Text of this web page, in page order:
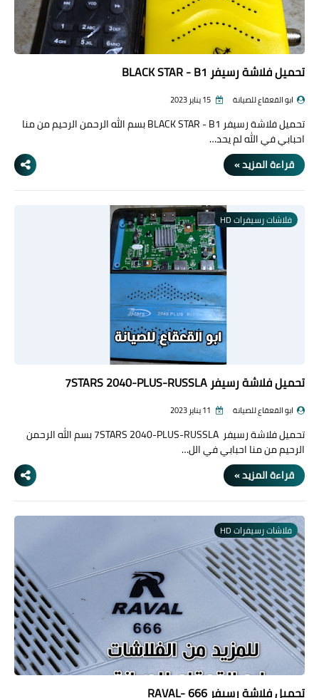
تحميل فلاشة رسيفر BLACK STAR - B1
ابو القعقاع للصيانة
تحميل فلاشة رسيفر BLACK STAR - B1 بسم الله الرحمن الرحيم من منا
احبابي في الله لم يحد…
قراءة المزيد »
فلاشات رسيفرات HD
تحميل فلاشة رسيفر 7STARS 2040-PLUS-RUSSLA
ابو القعقاع للصيانة
تحميل فلاشة رسيفر 7STARS 2040-PLUS-RUSSLA بسم الله الرحمن
الرحيم من منا احبابي في الل…
قراءة المزيد »
فلاشات رسيفرات HD
تحميل فلاشة رسيفر RAVAL- 666